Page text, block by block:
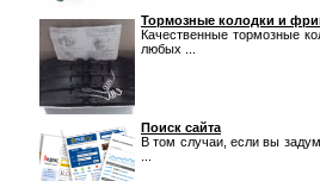
Тормозные колодки и
Качественные тормозные
любых ...
Поиск сайта
В том случаи, если вы